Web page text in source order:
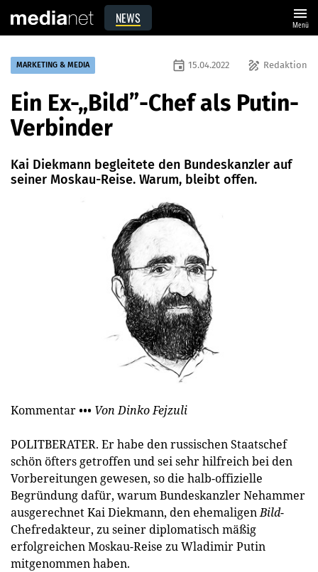
NEWS menu
Menü
MARKETING & MEDIA draw Redaktion
event 15.04.2022
Ein Ex-„Bild”-Chef als Putin-
Verbinder
Kai Diekmann begleitete den Bundeskanzler auf
seiner Moskau-Reise. Warum, bleibt offen.
Kommentar ••• Von Dinko Fejzuli
POLITBERATER. Er habe den russischen Staatschef
schön öfters getroffen und sei sehr hilfreich bei den
Vorbereitungen gewesen, so die halb-offizielle
Begründung dafür, warum Bundeskanzler Nehammer
ausgerechnet Kai Diekmann, den ehemaligenBild-
Chefredakteur, zu seiner diplomatisch mäßig
erfolgreichen Moskau-Reise zu Wladimir Putin
mitgenommen haben.